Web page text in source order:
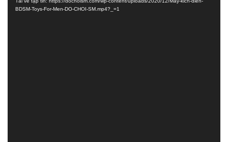
Video
BDSM-Toys-For-Men-DO-CHOI-SM.mp4?_=1